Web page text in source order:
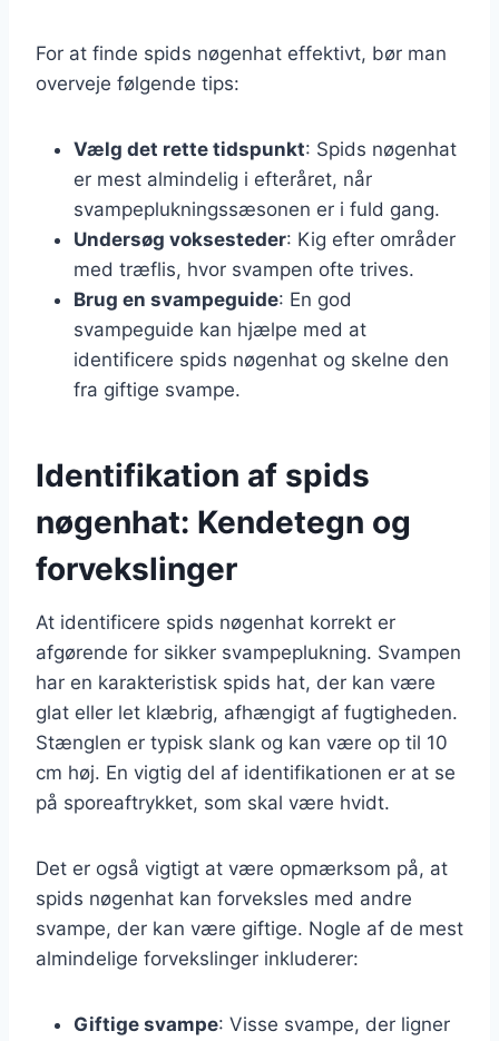
For at finde spids nøgenhat effektivt, bør man
overveje følgende tips:
Vælg det rette tidspunkt: Spids nøgenhat
er mest almindelig i efteråret, når
svampeplukningssæsonen er i fuld gang.
Undersøg voksesteder: Kig efter områder
med træflis, hvor svampen ofte trives.
Brug en svampeguide: En god
svampeguide kan hjælpe med at
identificere spids nøgenhat og skelne den
fra giftige svampe.
Identifikation af spids
nøgenhat: Kendetegn og
forvekslinger
At identificere spids nøgenhat korrekt er
afgørende for sikker svampeplukning. Svampen
har en karakteristisk spids hat, der kan være
glat eller let klæbrig, afhængigt af fugtigheden.
Stænglen er typisk slank og kan være op til 10
cm høj. En vigtig del af identifikationen er at se
på sporeaftrykket, som skal være hvidt.
Det er også vigtigt at være opmærksom på, at
spids nøgenhat kan forveksles med andre
svampe, der kan være giftige. Nogle af de mest
almindelige forvekslinger inkluderer:
Giftige svampe: Visse svampe, der ligner